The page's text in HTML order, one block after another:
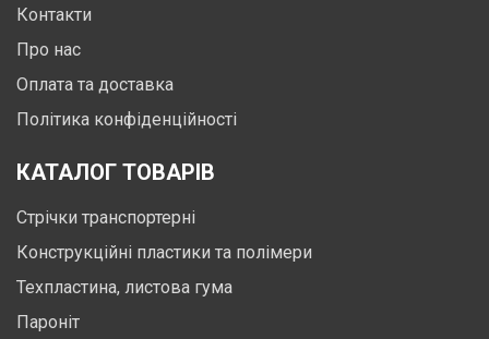
Контакти
Про нас
Оплата та доставка
Політика конфіденційності
КАТАЛОГ ТОВАРІВ
Стрічки транспортерні
Конструкційні пластики та полімери
Техпластина, листова гума
Пароніт